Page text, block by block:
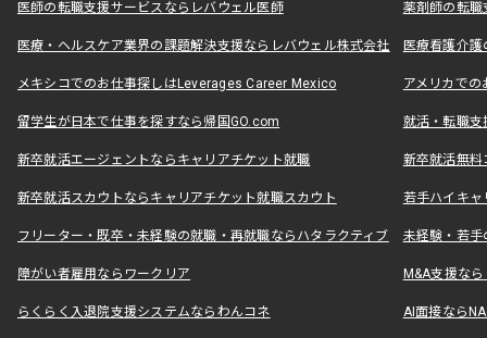
医師の転職支援サービスならレバウェル医師 薬剤師の転
医療・ヘルスケア業界の課題解決支援ならレバウェル株式会社 医療看護介
メキシコでのお仕事探しはLeverages Career Mexico アメリカで
留学生が日本で仕事を探すなら帰国GO.com 就活・転職
新卒就活エージェントならキャリアチケット就職 新卒就活無料
新卒就活スカウトならキャリアチケット就職スカウト 若手ハイキ
フリーター・既卒・未経験の就職・再就職ならハタラクティブ 未経験・若手
障がい者雇用ならワークリア M&A支援な
らくらく入退院支援システムならわんコネ AI面接なら